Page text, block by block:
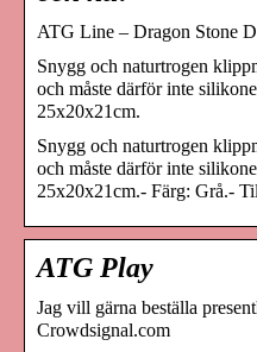
ATG Line – Dragon Stone
Snygg och naturtrogen
och måste därför inte
25x20x21cm.
Snygg och naturtrogen
och måste därför inte
25x20x21cm.- Färg: Grå.-
ATG Play
Jag vill gärna beställa
Crowdsignal.com